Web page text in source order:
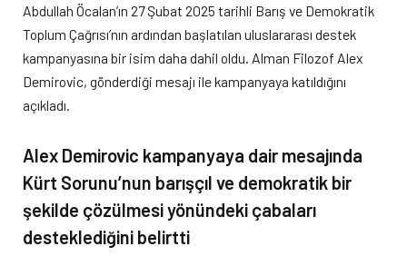
Abdullah Öcalan’ın 27 Şubat 2025 tarihli Barış ve Demokratik
Toplum Çağrısı’nın ardından başlatılan uluslararası destek
kampanyasına bir isim daha dahil oldu. Alman Filozof Alex
Demirovic, gönderdiği mesajı ile kampanyaya katıldığını
açıkladı.
Alex Demirovic kampanyaya dair mesajında
Kürt Sorunu’nun barışçıl ve demokratik bir
şekilde çözülmesi yönündeki çabaları
desteklediğini belirtti